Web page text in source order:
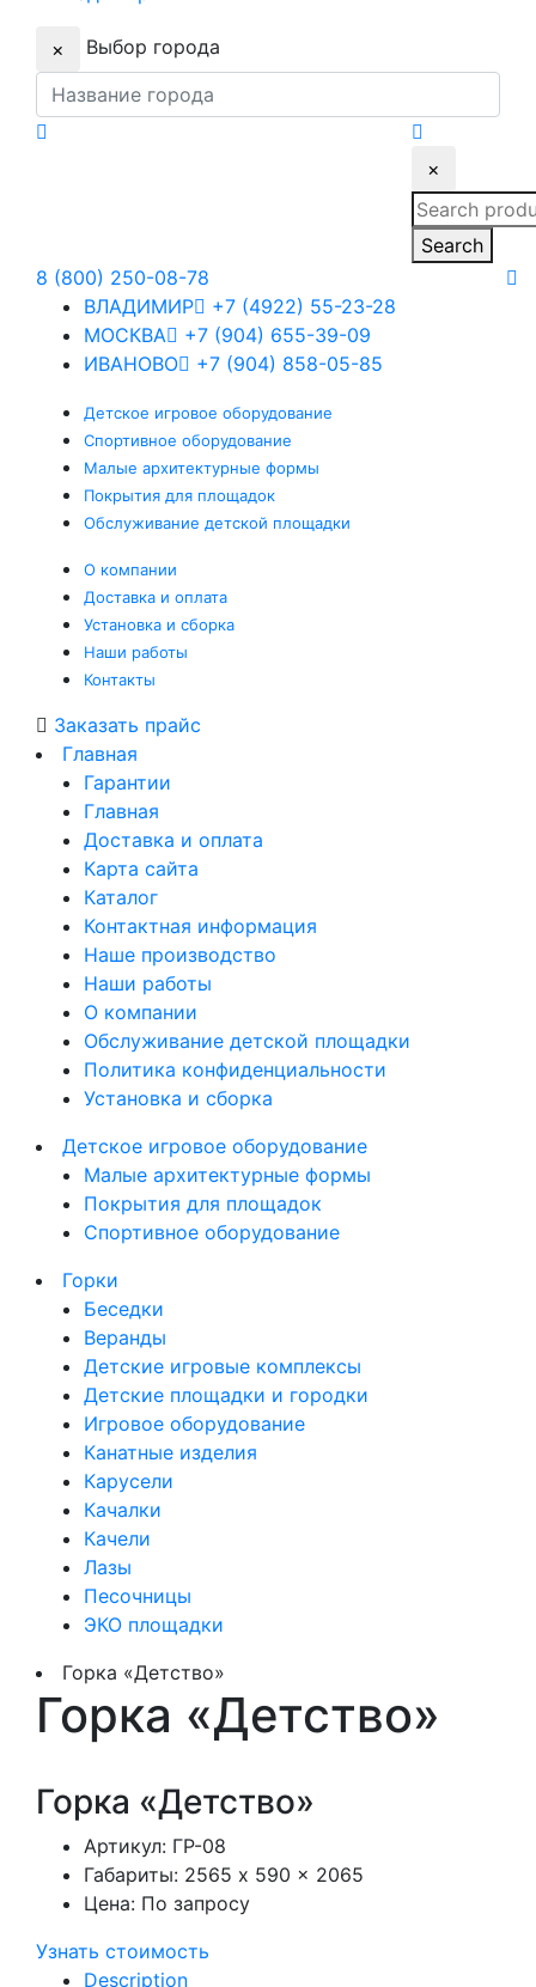
× Выбор города
×
Search
for:
Search
8 (800) 250-08-78
ВЛАДИМИР
+7 (4922) 55-23-28
МОСКВА
+7 (904) 655-39-09
ИВАНОВО
+7 (904) 858-05-85
Детское игровое оборудование
Спортивное оборудование
Малые архитектурные формы
Покрытия для площадок
Обслуживание детской площадки
О компании
Доставка и оплата
Установка и сборка
Наши работы
Контакты
Заказать прайс
Главная
Гарантии
Главная
Доставка и оплата
Карта сайта
Каталог
Контактная информация
Наше производство
Наши работы
О компании
Обслуживание детской площадки
Политика конфиденциальности
Установка и сборка
Детское игровое оборудование
Малые архитектурные формы
Покрытия для площадок
Спортивное оборудование
Горки
Беседки
Веранды
Детские игровые комплексы
Детские площадки и городки
Игровое оборудование
Канатные изделия
Карусели
Качалки
Качели
Лазы
Песочницы
ЭКО площадки
Горка «Детство»
Горка «Детство»
Горка «Детство»
Артикул: ГР-08
Габариты: 2565 x 590 x 2065
Цена: По запросу
Узнать стоимость
Description